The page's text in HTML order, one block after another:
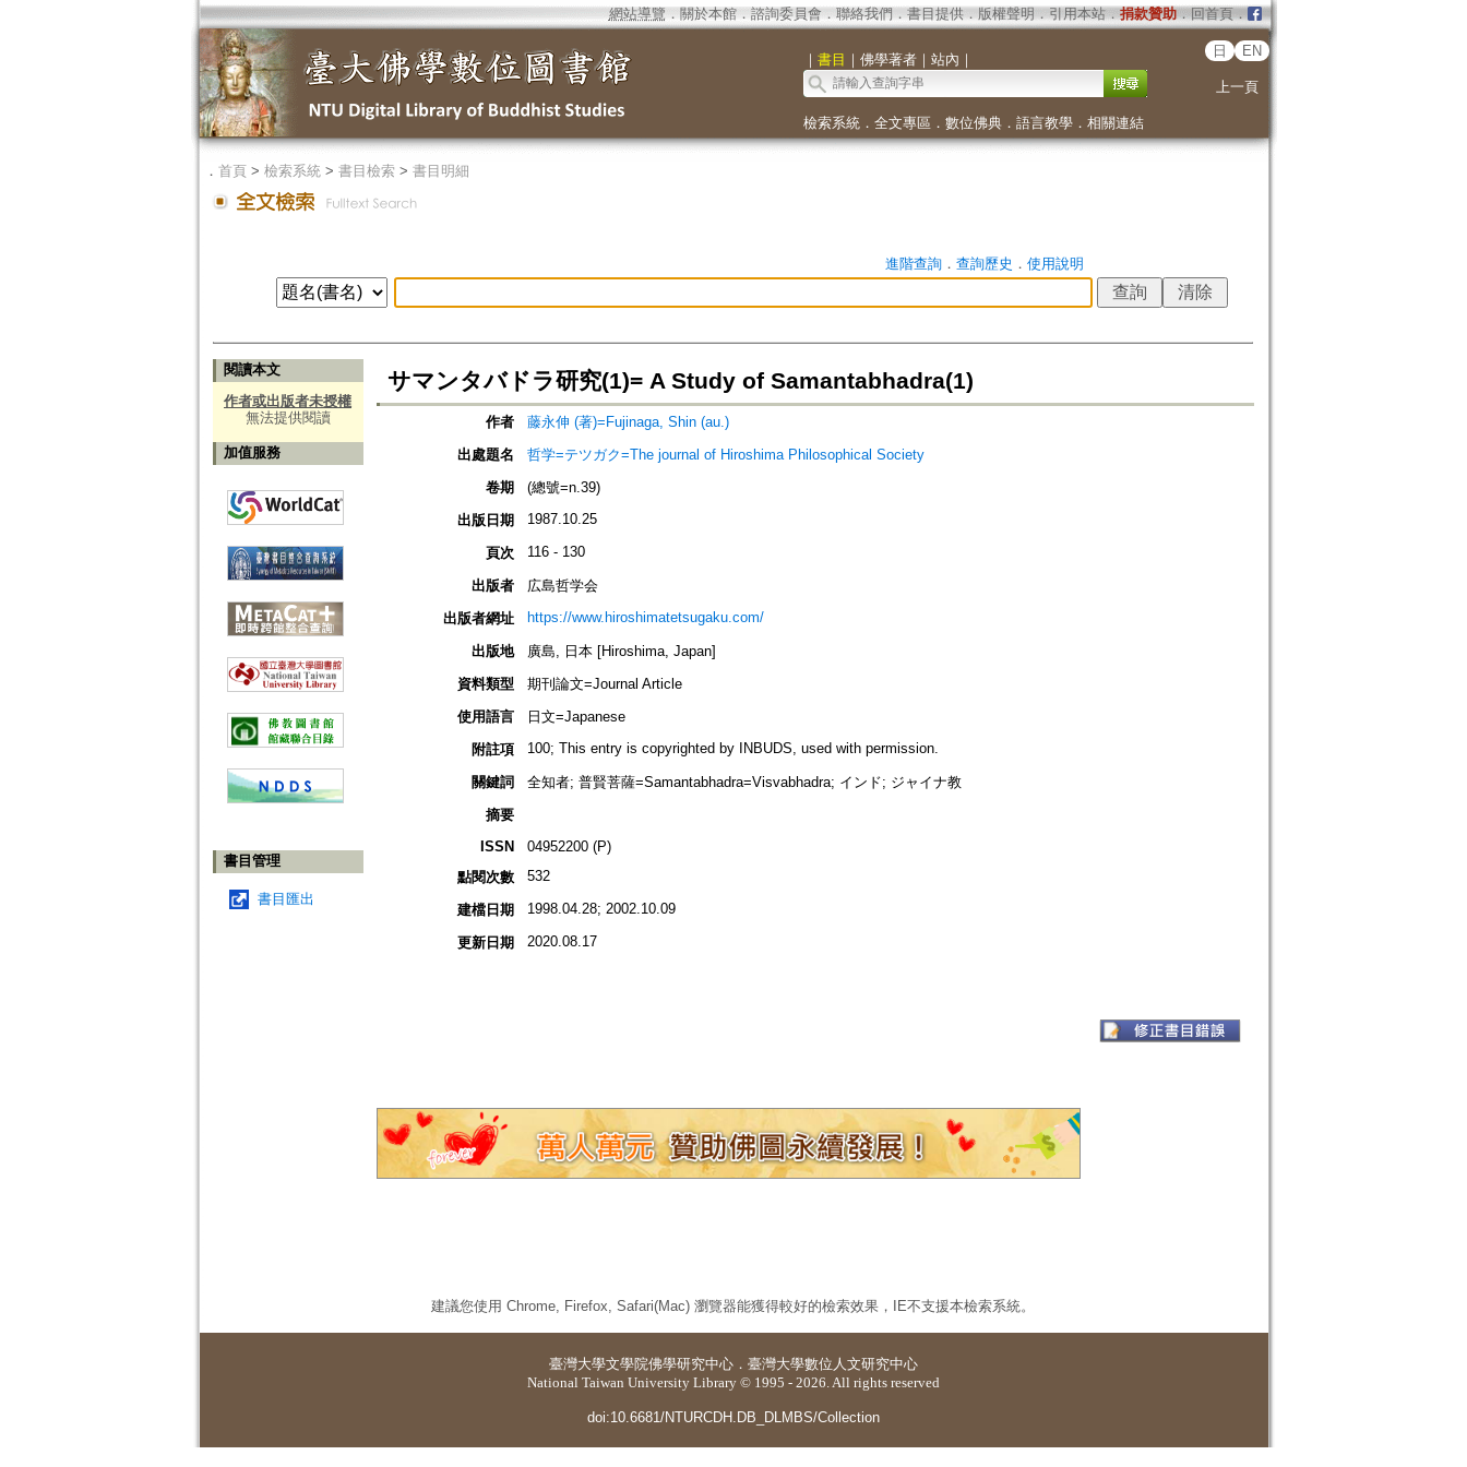
網站導覽 ． 關於本館． 諮詢委員會． 聯絡我們 ． 書目提供． 版權聲明 ． 引用本站． 捐款贊助．回首頁．
｜ 書目 ｜ 佛學著者｜ 站內 ｜
日 EN
上一頁
檢索系統． 全文專區 ． 數位佛典． 語言教學． 相關連結
． 首頁> 檢索系統> 書目檢索> 書目明細
進階查詢． 查詢歷史 ． 使用說明
閱讀本文
作者或出版者未授權
無法提供閱讀
加值服務
書目管理
書目匯出
サマンタバドラ研究(1)= A Study of Samantabhadra(1)
作者
藤永伸 (著)=Fujinaga, Shin (au.)
出處題名
哲学=テツガク=The journal of Hiroshima Philosophical Society
卷期
(總號=n.39)
出版日期
1987.10.25
頁次 116 - 130
出版者
広島哲学会
出版者網址
https://www.hiroshimatetsugaku.com/
出版地
廣島, 日本 [Hiroshima, Japan]
資料類型
期刊論文=Journal Article
使用語言
日文=Japanese
附註項
100; This entry is copyrighted by INBUDS, used with permission.
關鍵詞
全知者; 普賢菩薩=Samantabhadra=Visvabhadra; インド; ジャイナ教
摘要
ISSN
04952200 (P)
點閱次數
532
建檔日期 1998.04.28; 2002.10.09
更新日期 2020.08.17
建議您使用 Chrome, Firefox, Safari(Mac) 瀏覽器能獲得較好的檢索效果，IE不支援本檢索系統。
臺灣大學文學院佛學研究中心 ． 臺灣大學數位人文研究中心
National Taiwan University Library © 1995 - 2026. All rights reserved
doi:10.6681/NTURCDH.DB_DLMBS/Collection